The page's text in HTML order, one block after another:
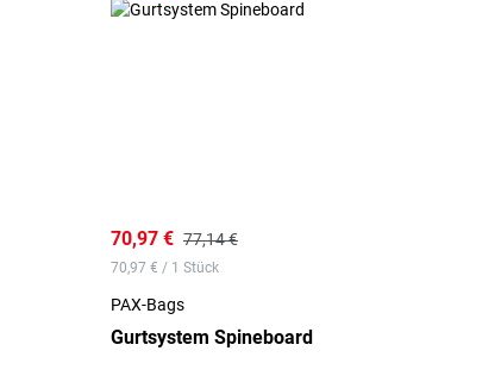
70,97 € 77,14 €
70,97 € / 1 Stück
PAX-Bags
Gurtsystem Spineboard